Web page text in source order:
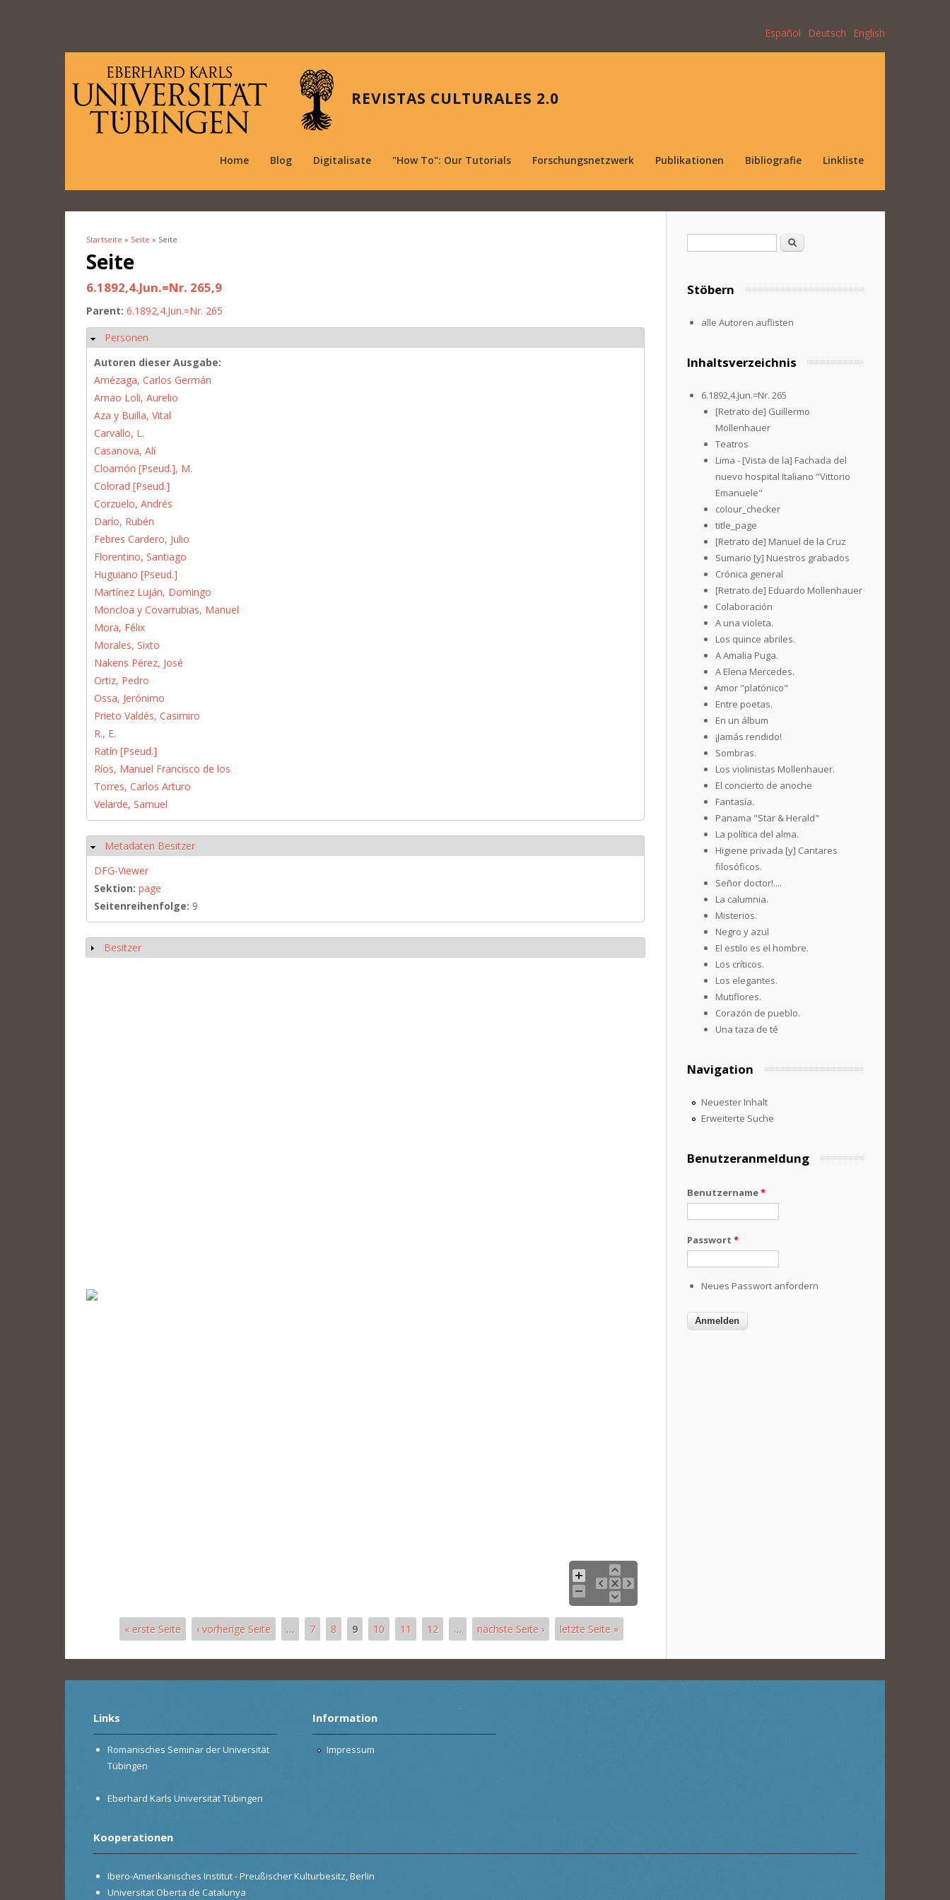
Español Deutsch English
REVISTAS CULTURALES 2.0
Home Blog Digitalisate "How To": Our Tutorials Forschungsnetzwerk Publikationen Bibliografie Linkliste
Sie sind hier
Startseite » Seite » Seite
Seite
6.1892,4.Jun.=Nr. 265,9
Parent: 6.1892,4.Jun.=Nr. 265
Ausblenden
Personen
Autoren dieser Ausgabe:
Amézaga, Carlos Germán
Arnao Loli, Aurelio
Aza y Builla, Vital
Carvallo, L.
Casanova, Alí
Cloamón [Pseud.], M.
Colorad [Pseud.]
Corzuelo, Andrés
Darío, Rubén
Febres Cardero, Julio
Florentino, Santiago
Huguiano [Pseud.]
Martínez Luján, Domingo
Moncloa y Covarrubias, Manuel
Mora, Félix
Morales, Sixto
Nakens Pérez, José
Ortiz, Pedro
Ossa, Jerónimo
Prieto Valdés, Casimiro
R., E.
Ratín [Pseud.]
Ríos, Manuel Francisco de los
Torres, Carlos Arturo
Velarde, Samuel
Ausblenden
Metadaten Besitzer
DFG-Viewer
Sektion: page
Seitenreihenfolge: 9
Anzeigen
Besitzer
« erste Seite ‹ vorherige Seite … 7 8 9 10 11 12 … nächste Seite › letzte Seite »
Suche
Stöbern
alle Autoren auflisten
Inhaltsverzeichnis
6.1892,4.Jun.=Nr. 265
[Retrato de] Guillermo
Mollenhauer
Teatros
Lima - [Vista de la] Fachada del
nuevo hospital Italiano "Vittorio
Emanuele"
colour_checker
title_page
[Retrato de] Manuel de la Cruz
Sumario [y] Nuestros grabados
Crónica general
[Retrato de] Eduardo Mollenhauer
Colaboración
A una violeta.
Los quince abriles.
A Amalia Puga.
A Elena Mercedes.
Amor "platónico"
Entre poetas.
En un álbum
¡Jamás rendido!
Sombras.
Los violinistas Mollenhauer.
El concierto de anoche
Fantasía.
Panama "Star & Herald"
La política del alma.
Higiene privada [y] Cantares
filosóficos.
Señor doctor!....
La calumnia.
Misterios.
Negro y azul
El estilo es el hombre.
Los críticos.
Los elegantes.
Mutiflores.
Corazón de pueblo.
Una taza de té
Navigation
Neuester Inhalt
Erweiterte Suche
Benutzeranmeldung
Benutzername*
Passwort *
Neues Passwort anfordern
Links
Romanisches Seminar der Universität
Tübingen
Eberhard Karls Universität Tübingen
Information
Impressum
Kooperationen
Ibero-Amerikanisches Institut - Preußischer Kulturbesitz, Berlin
Universitat Oberta de Catalunya